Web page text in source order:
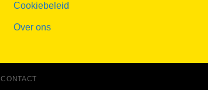
Cookiebeleid
Over ons
CONTACT